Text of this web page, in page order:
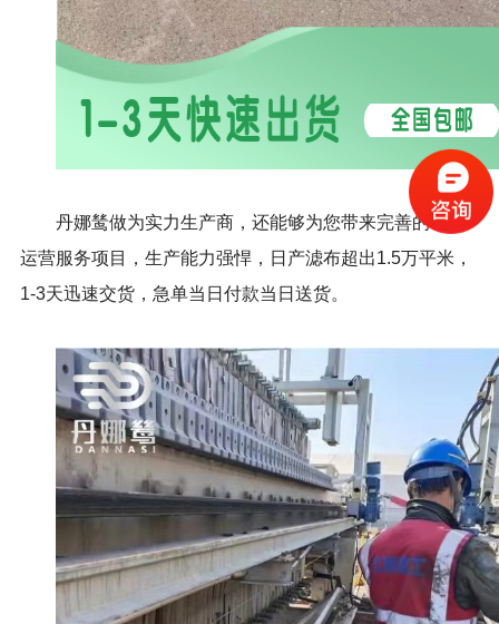
丹娜鸶做为实力生产商，还能够为您带来完善的销售
运营服务项目，生产能力强悍，日产滤布超出1.5万平米，
1-3天迅速交货，急单当日付款当日送货。